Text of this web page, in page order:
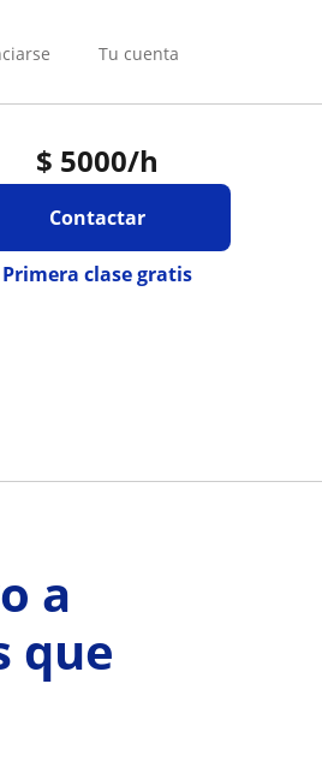
Tu cuenta
$ 5000/h
Contactar
Primera clase gratis
a
que